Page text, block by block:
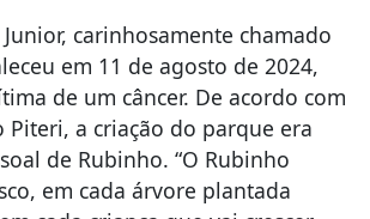
carinhosamente chamado
em 11 de agosto de 2024,
de um câncer. De acordo com
Piteri, a criação do parque era
de Rubinho. “O Rubinho
em cada árvore plantada